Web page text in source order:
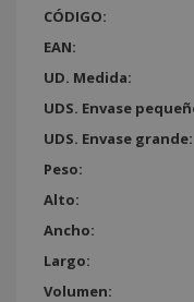
CÓDIGO:
EAN:
UD. Medida:
UDS. Envase
UDS. Envase grande:
Peso:
Alto:
Ancho:
Largo:
Volumen: